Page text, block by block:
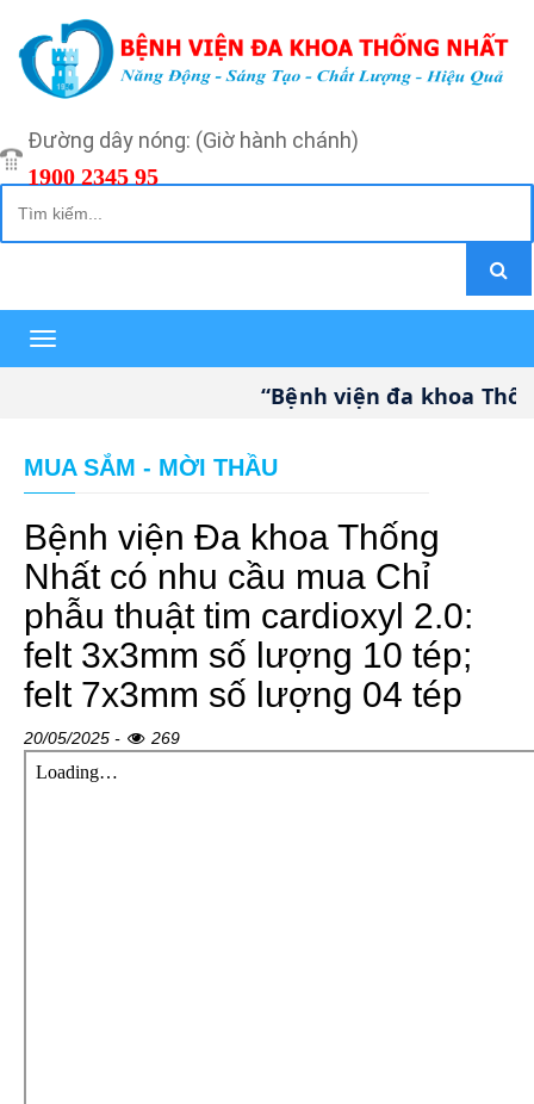
Đường dây nóng: (Giờ hành chánh)
1900 2345 95
Toggle
navigation
“Bệnh viện đa khoa Thống
MUA SẮM - MỜI THẦU
Bệnh viện Đa khoa Thống
Nhất có nhu cầu mua Chỉ
phẫu thuật tim cardioxyl 2.0:
felt 3x3mm số lượng 10 tép;
felt 7x3mm số lượng 04 tép
20/05/2025 - 269